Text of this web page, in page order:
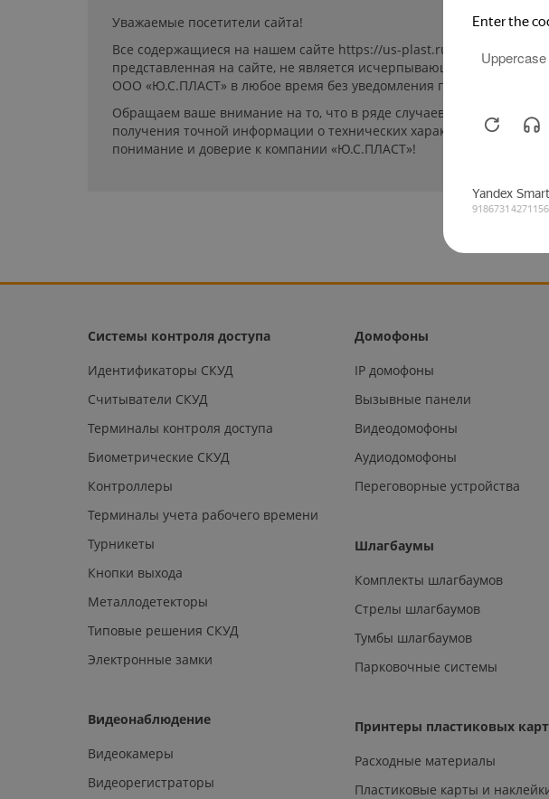
Уважаемые посетители сайта!
Все содержащиеся на нашем сайте https://us-plast.ru/ (далее
представленная на сайте, не является исчерпывающей.
ООО «Ю.С.ПЛАСТ» в любое время без уведомления пользователей
Обращаем ваше внимание на то, что в ряде случаев
получения точной информации о технических характеристиках и
понимание и доверие к компании «Ю.С.ПЛАСТ»!
Системы контроля доступа
Идентификаторы СКУД
Считыватели СКУД
Терминалы контроля доступа
Биометрические СКУД
Контроллеры
Терминалы учета рабочего времени
Турникеты
Кнопки выхода
Металлодетекторы
Типовые решения СКУД
Электронные замки
Видеонаблюдение
Видеокамеры
Видеорегистраторы
Домофоны
IP домофоны
Вызывные панели
Видеодомофоны
Аудиодомофоны
Переговорные устройства
Шлагбаумы
Комплекты шлагбаумов
Стрелы шлагбаумов
Тумбы шлагбаумов
Парковочные системы
Принтеры пластиковых карт
Расходные материалы
Пластиковые карты и